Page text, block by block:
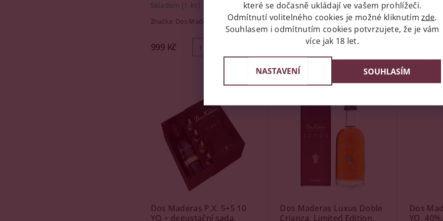
Skladem (1 ks)
Značka: Dos Maderas
999 Kč
Skladem (1 ks)
Značka: Dos Maderas
Skladem
Značka:
Dos Maderas P.X. 5+5 10
YO + degustační sada,
Dos Maderas Luxus Doble
Crianza, Limited Edition,
Dos
YO,
které se dočasně ukládají ve vašem prohlížeči.
Odmítnutí volitelného cookies je možné kliknutímzde.
Souhlasem i odmítnutím cookies potvrzujete, že je vám
více jak 18 let.
NASTAVENÍ SOUHLASÍM